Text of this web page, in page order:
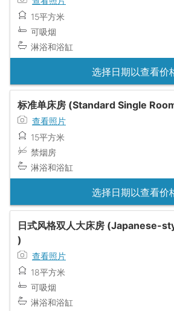
15平方米
可吸烟
淋浴和浴缸
选择日期以查看价
标准单床房 (Standard Single
查看照片
15平方米
禁烟房
淋浴和浴缸
选择日期以查看价
日式风格双人大床房 (Japanese-
)
查看照片
18平方米
可吸烟
淋浴和浴缸